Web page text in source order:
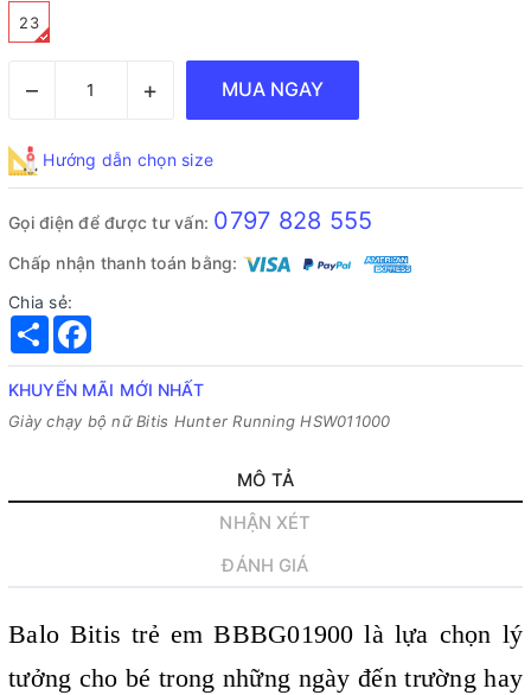
23
– + MUA NGAY
Hướng dẫn chọn size
Gọi điện để được tư vấn: 0797 828 555
Chấp nhận thanh toán bằng:
Chia sẻ:
Share
KHUYẾN MÃI MỚI NHẤT
Giày chạy bộ nữ Bitis Hunter Running HSW011000
MÔ TẢ
NHẬN XÉT
ĐÁNH GIÁ
Balo Bitis trẻ em BBBG01900 là lựa chọn lý
tưởng cho bé trong những ngày đến trường hay